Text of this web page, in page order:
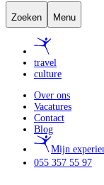
Zoeken Menu
travel
culture
Over ons
Vacatures
Contact
Blog
Mijn
055 357 55 97